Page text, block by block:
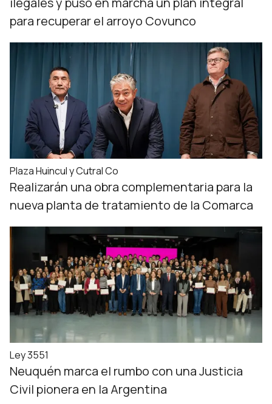
para recuperar el arroyo Covunco
Plaza Huincul y Cutral Co
Realizarán una obra complementaria para la
nueva planta de tratamiento de la Comarca
Ley 3551
Neuquén marca el rumbo con una Justicia
Civil pionera en la Argentina